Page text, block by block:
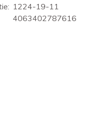
1224-19-11
4063402787616